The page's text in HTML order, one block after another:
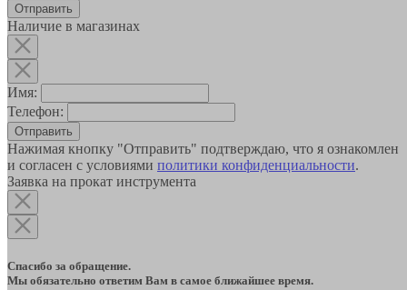
Наличие в магазинах
Имя:
Телефон:
Отправить
Нажимая кнопку "Отправить" подтверждаю, что я ознакомлен
и согласен с условиями политики конфиденциальности.
Заявка на прокат инструмента
Спасибо за обращение.
Мы обязательно ответим Вам в самое ближайшее время.